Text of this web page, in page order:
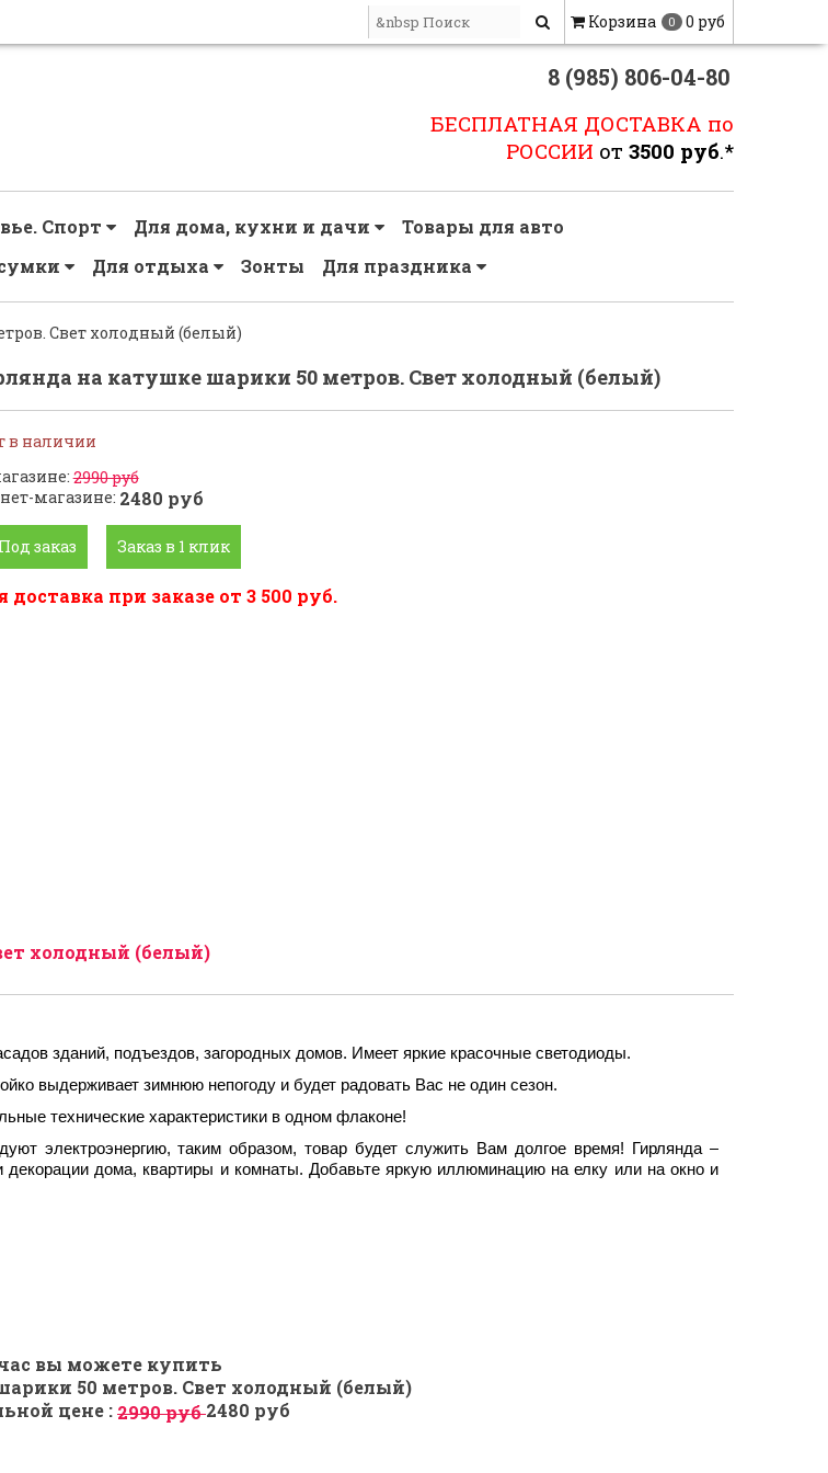
Корзина 0 0 руб
8 (985) 806-04-80
БЕСПЛАТНАЯ ДОСТАВКА по
РОССИИ от 3500 руб.*
Спорт Для дома, кухни и дачи
Товары для авто
Для отдыха Зонты Для праздника
Свет холодный (белый)
на катушке шарики 50 метров. Свет холодный (белый)
в наличии
2990 руб
магазине: 2480 руб
заказ Заказ в 1 клик
доставка при заказе от 3 500 руб.
холодный (белый)
зданий, подъездов, загородных домов. Имеет яркие красочные светодиоды.
выдерживает зимнюю непогоду и будет радовать Вас не один сезон.
технические характеристики в одном флаконе!
электроэнергию, таким образом, товар будет служить Вам долгое время! Гирлянда –
декорации дома, квартиры и комнаты. Добавьте яркую иллюминацию на елку или на окно и
вы можете купить
50 метров. Свет холодный (белый)
цене :2990 руб2480 руб